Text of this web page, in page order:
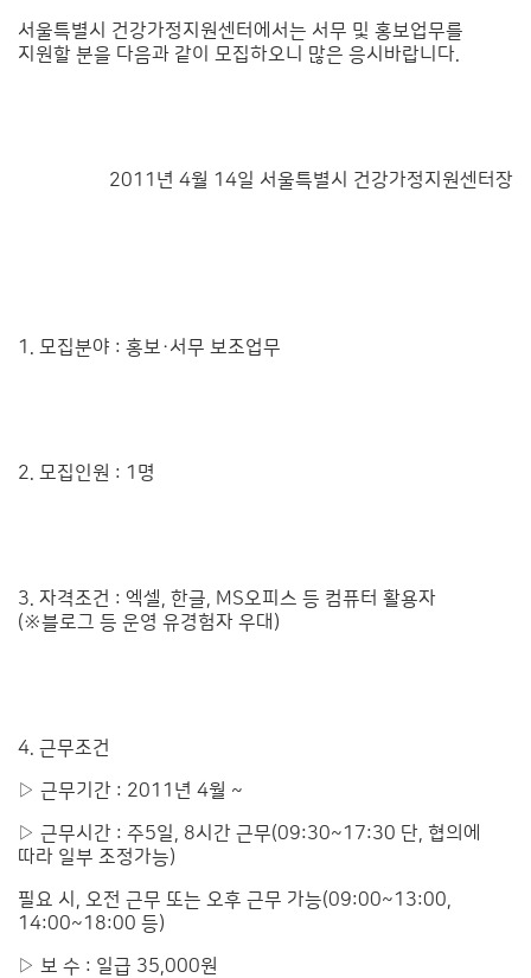
서울특별시 건강가정지원센터에서는 서무 및 홍보업무를
지원할 분을 다음과 같이 모집하오니 많은 응시바랍니다.
2011년 4월 14일 서울특별시 건강가정지원센터장
1. 모집분야 : 홍보·서무 보조업무
2. 모집인원 : 1명
3. 자격조건 : 엑셀, 한글, MS오피스 등 컴퓨터 활용자
(※블로그 등 운영 유경험자 우대)
4. 근무조건
▷ 근무기간 : 2011년 4월 ~
▷ 근무시간 : 주5일, 8시간 근무(09:30~17:30 단, 협의에
따라 일부 조정가능)
필요 시, 오전 근무 또는 오후 근무 가능(09:00~13:00,
14:00~18:00 등)
▷ 보 수 : 일급 35,000원